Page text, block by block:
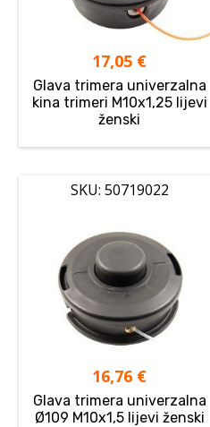
17,05 €
Glava trimera univerzalna
kina trimeri M10x1,25 lijevi
ženski
SKU: 50719022
16,76 €
Glava trimera univerzalna
Ø109 M10x1,5 lijevi ženski